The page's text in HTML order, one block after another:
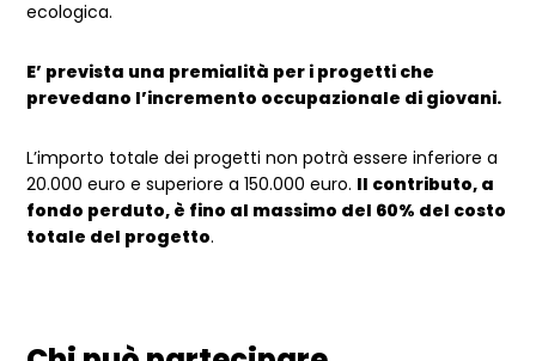
ecologica.
E’ prevista una premialità per i progetti che
prevedano l’incremento occupazionale di giovani.
L’importo totale dei progetti non potrà essere inferiore a
20.000 euro e superiore a 150.000 euro. Il contributo, a
fondo perduto, è fino al massimo del 60% del costo
totale del progetto.